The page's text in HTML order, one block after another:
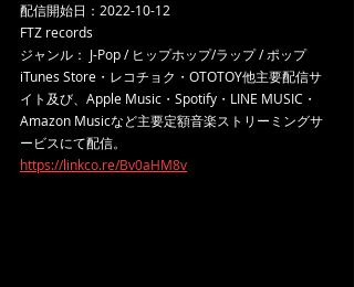
配信開始日：2022-10-12
FTZ records
ジャンル： J-Pop / ヒップホップ/ラップ / ポップ
iTunes Store・レコチョク・OTOTOY他主要配信サ
イト及び、Apple Music・Spotify・LINE MUSIC・
Amazon Musicなど主要定額音楽ストリーミングサ
ービスにて配信。
https://linkco.re/Bv0aHM8v